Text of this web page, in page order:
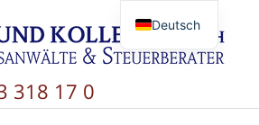
318 17 0
Deutsch
English
简体中文